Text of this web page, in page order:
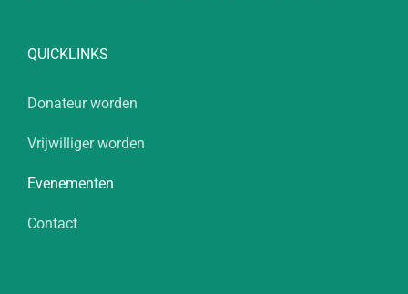
QUICKLINKS
Donateur worden
Vrijwilliger worden
Evenementen
Contact